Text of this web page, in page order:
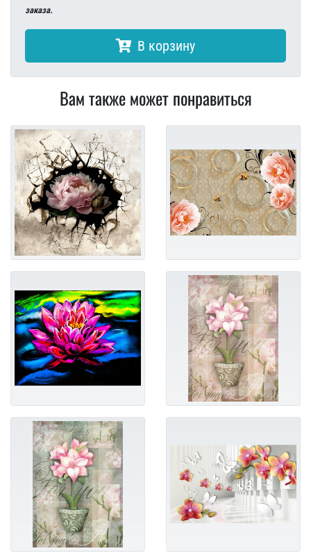
заказа.
В корзину
Вам также может понравиться